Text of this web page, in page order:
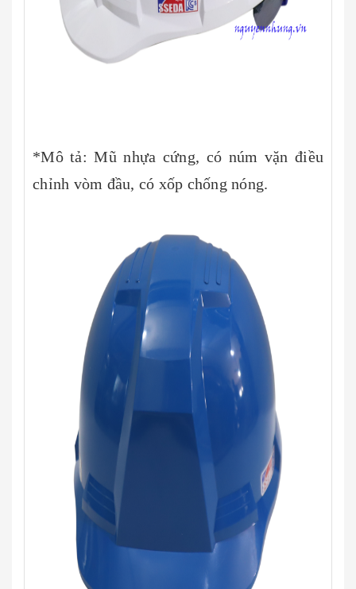
*Mô tả: Mũ nhựa cứng, có núm vặn điều
chỉnh vòm đầu, có xốp chống nóng.